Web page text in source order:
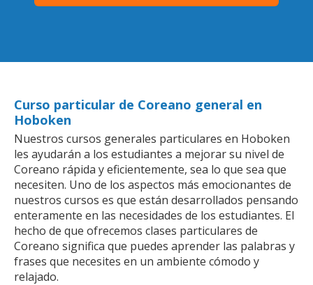
Curso particular de Coreano general en
Hoboken
Nuestros cursos generales particulares en Hoboken
les ayudarán a los estudiantes a mejorar su nivel de
Coreano rápida y eficientemente, sea lo que sea que
necesiten. Uno de los aspectos más emocionantes de
nuestros cursos es que están desarrollados pensando
enteramente en las necesidades de los estudiantes. El
hecho de que ofrecemos clases particulares de
Coreano significa que puedes aprender las palabras y
frases que necesites en un ambiente cómodo y
relajado.